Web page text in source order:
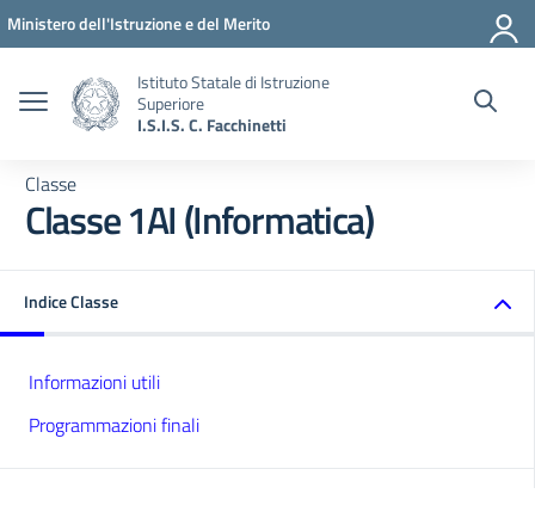
Vai ai contenuti
Vai al menu di navigazione
Vai al footer
Ministero dell'Istruzione e del Merito
Istituto Statale di Istruzione
Superiore
I.S.I.S. C. Facchinetti
Classe
Classe 1AI (Informatica)
Indice Classe
Informazioni utili
Programmazioni finali